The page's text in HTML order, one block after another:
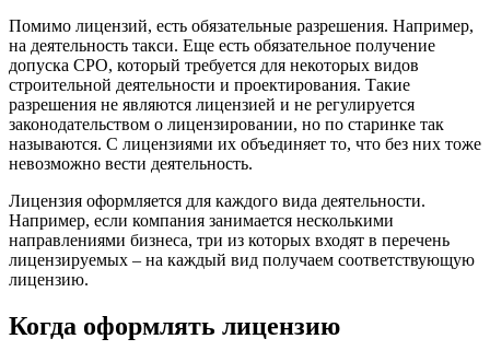
Помимо лицензий, есть обязательные разрешения. Например,
на деятельность такси. Еще есть обязательное получение
допуска СРО, который требуется для некоторых видов
строительной деятельности и проектирования. Такие
разрешения не являются лицензией и не регулируется
законодательством о лицензировании, но по старинке так
называются. С лицензиями их объединяет то, что без них тоже
невозможно вести деятельность.
Лицензия оформляется для каждого вида деятельности.
Например, если компания занимается несколькими
направлениями бизнеса, три из которых входят в перечень
лицензируемых – на каждый вид получаем соответствующую
лицензию.
Когда оформлять лицензию